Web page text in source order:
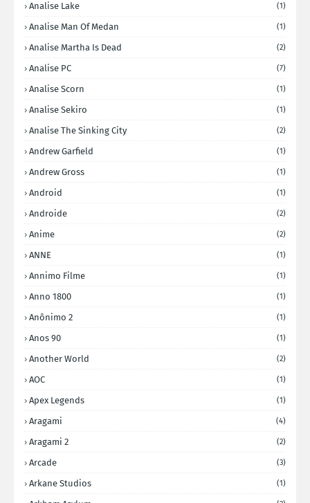
Analise Lake (1)
Analise Man Of Medan (1)
Analise Martha Is Dead (2)
Analise PC (7)
Analise Scorn (1)
Analise Sekiro (1)
Analise The Sinking City (2)
Andrew Garfield (1)
Andrew Gross (1)
Android (1)
Androide (2)
Anime (2)
ANNE (1)
Annimo Filme (1)
Anno 1800 (1)
Anônimo 2 (1)
Anos 90 (1)
Another World (2)
AOC (1)
Apex Legends (1)
Aragami (4)
Aragami 2 (2)
Arcade (3)
Arkane Studios (1)